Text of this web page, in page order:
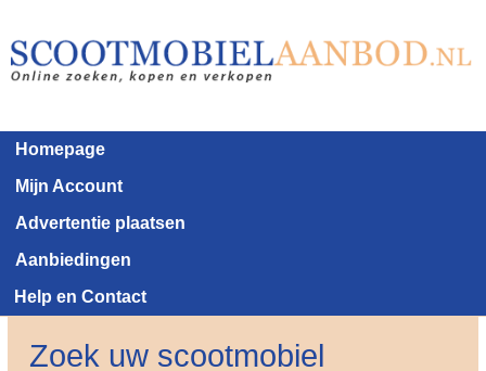
Homepage
Mijn Account
Advertentie plaatsen
Aanbiedingen
Help en Contact
Zoek uw scootmobiel